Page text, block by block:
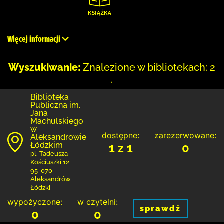
Więcej informacji
Wyszukiwanie: Znalezione w bibliotekach: 2
.
Biblioteka
Publiczna im.
Jana
Machulskiego
w
Aleksandrowie
Łódzkim
pl. Tadeusza
Kościuszki 12
95-070
Aleksandrów
Łódzki
dostępne:
1 z 1
zarezerwowane:
0
wypożyczone:
0
w czytelni:
0 sprawdź